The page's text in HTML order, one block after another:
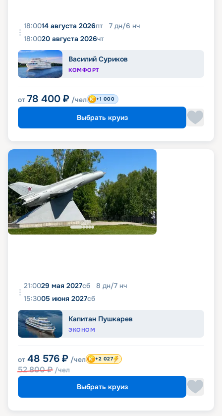
18:0014 августа 2026пт 7 дн/6 нч
18:0020 августа 2026чт
Василий Суриков
КОМФОРТ
от 78 400 ₽ /чел +1 000
Выбрать круиз
21:0029 мая 2027сб 8 дн/7 нч
15:3005 июня 2027сб
Капитан Пушкарев
ЭКОНОМ
от 48 576 ₽ /чел
52 800₽ /чел
+2 027
Выбрать круиз